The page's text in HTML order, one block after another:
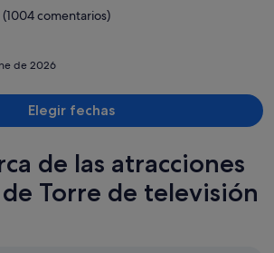
comentarios)
de 2026
Elegir fechas
de las atracciones
Torre de televisión